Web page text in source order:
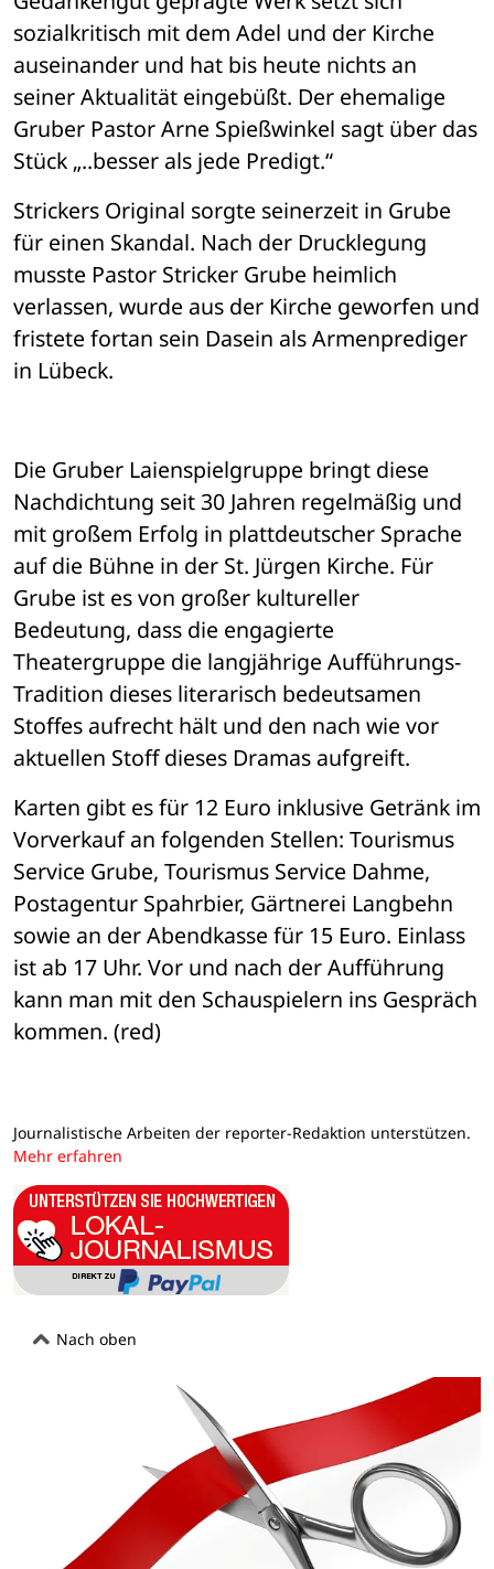
sozialkritisch mit dem Adel und der Kirche
auseinander und hat bis heute nichts an
seiner Aktualität eingebüßt. Der ehemalige
Gruber Pastor Arne Spießwinkel sagt über das
Stück „..besser als jede Predigt.“
Strickers Original sorgte seinerzeit in Grube
für einen Skandal. Nach der Drucklegung
musste Pastor Stricker Grube heimlich
verlassen, wurde aus der Kirche geworfen und
fristete fortan sein Dasein als Armenprediger
in Lübeck.
Die Gruber Laienspielgruppe bringt diese
Nachdichtung seit 30 Jahren regelmäßig und
mit großem Erfolg in plattdeutscher Sprache
auf die Bühne in der St. Jürgen Kirche. Für
Grube ist es von großer kultureller
Bedeutung, dass die engagierte
Theatergruppe die langjährige Aufführungs-
Tradition dieses literarisch bedeutsamen
Stoffes aufrecht hält und den nach wie vor
aktuellen Stoff dieses Dramas aufgreift.
Karten gibt es für 12 Euro inklusive Getränk im
Vorverkauf an folgenden Stellen: Tourismus
Service Grube, Tourismus Service Dahme,
Postagentur Spahrbier, Gärtnerei Langbehn
sowie an der Abendkasse für 15 Euro. Einlass
ist ab 17 Uhr. Vor und nach der Aufführung
kann man mit den Schauspielern ins Gespräch
kommen. (red)
Journalistische Arbeiten der reporter-Redaktion unterstützen.
Mehr erfahren
Nach oben